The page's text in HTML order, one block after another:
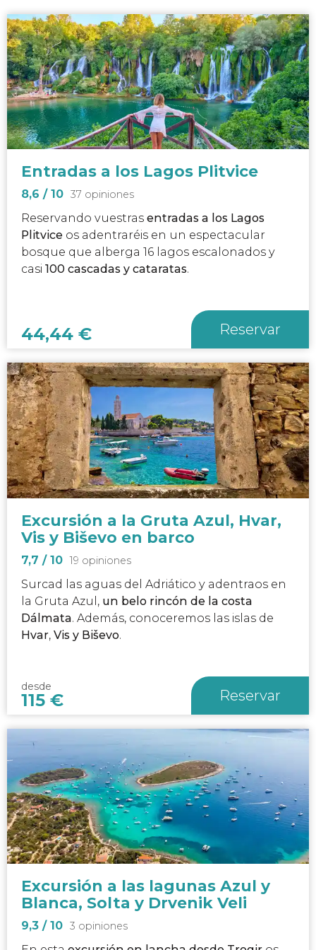
Entradas a los Lagos Plitvice
8,6 / 10 37 opiniones
Reservando vuestras entradas a los Lagos
Plitvice os adentraréis en un espectacular
bosque que alberga 16 lagos escalonados y
casi 100 cascadas y cataratas.
44,44 € Reservar
Excursión a la Gruta Azul, Hvar,
Vis y Biševo en barco
7,7 / 10 19 opiniones
Surcad las aguas del Adriático y adentraos en
la Gruta Azul, un belo rincón de la costa
Dálmata. Además, conoceremos las islas de
Hvar, Vis y Biševo.
desde
115 € Reservar
Excursión a las lagunas Azul y
Blanca, Solta y Drvenik Veli
9,3 / 10 3 opiniones